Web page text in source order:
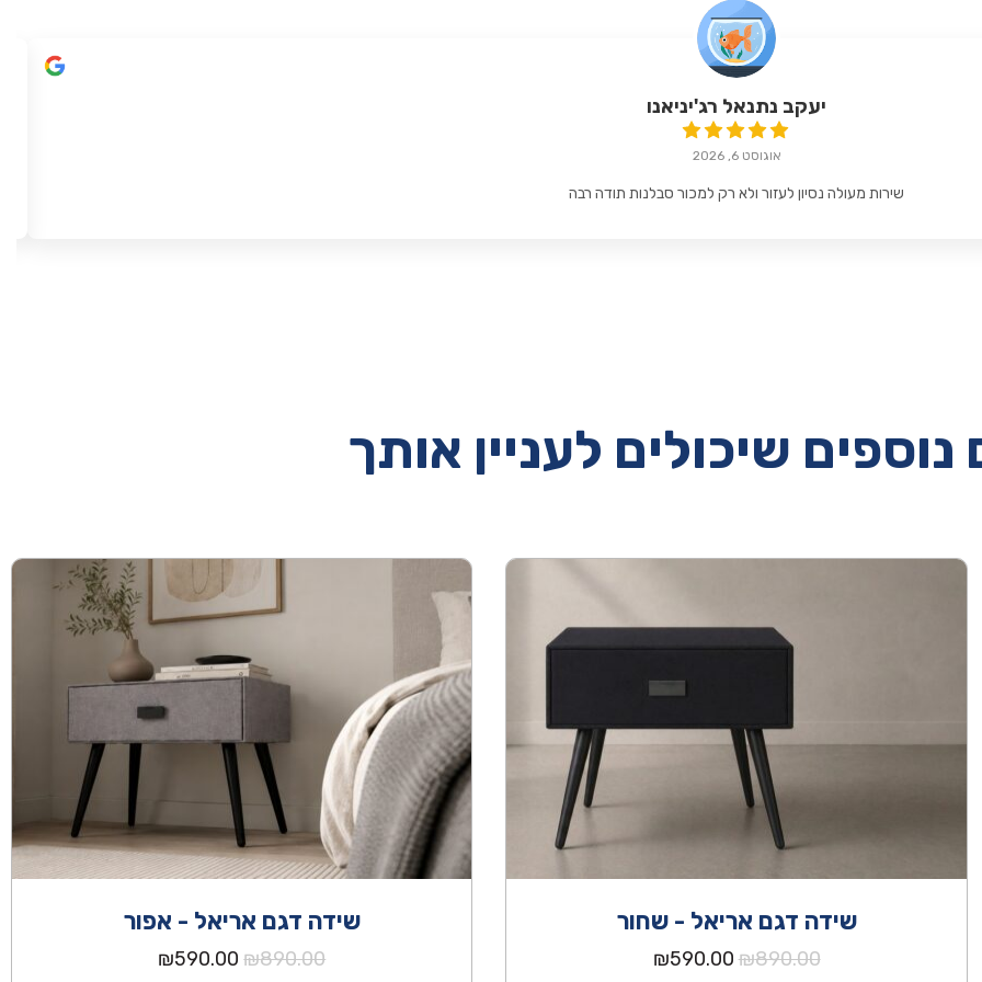
יעקב נתנאל רג'יניאנו
אוגוסט 6, 2026
שירות מעולה נסיון לעזור ולא רק למכור סבלנות תודה רבה
נוספים שיכולים לעניין אותך
שידה דגם אריאל - שחור
₪890.00
המחיר
₪590.00
שידה דגם אריאל - אפור
₪890.00
המחיר
₪590.00
המחיר